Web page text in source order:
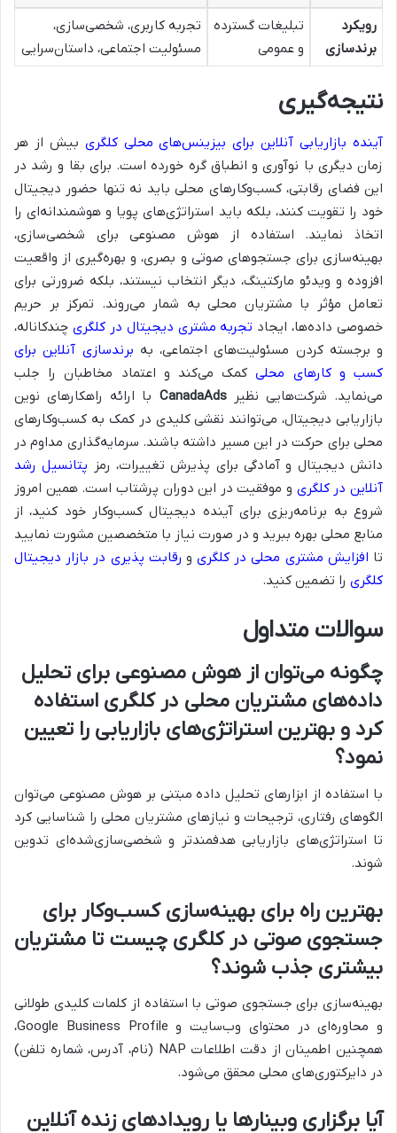
رویکرد
برندسازی
تبلیغات گسترده
و عمومی
تجربه کاربری، شخصی‌سازی،
مسئولیت اجتماعی، داستان‌سرایی
نتیجه‌گیری
آینده بازاریابی آنلاین برای بیزینس‌های محلی کلگری بیش از هر
زمان دیگری با نوآوری و انطباق گره خورده است. برای بقا و رشد در
این فضای رقابتی، کسب‌وکارهای محلی باید نه تنها حضور دیجیتال
خود را تقویت کنند، بلکه باید استراتژی‌های پویا و هوشمندانه‌ای را
اتخاذ نمایند. استفاده از هوش مصنوعی برای شخصی‌سازی،
بهینه‌سازی برای جستجوهای صوتی و بصری، و بهره‌گیری از واقعیت
افزوده و ویدئو مارکتینگ، دیگر انتخاب نیستند، بلکه ضرورتی برای
تعامل مؤثر با مشتریان محلی به شمار می‌روند. تمرکز بر حریم
خصوصی داده‌ها، ایجاد تجربه مشتری دیجیتال در کلگری چندکاناله،
و برجسته کردن مسئولیت‌های اجتماعی، به برندسازی آنلاین برای
کسب و کارهای محلیکمک می‌کند و اعتماد مخاطبان را جلب
می‌نماید. شرکت‌هایی نظیرCanadaAds با ارائه راهکارهای نوین
بازاریابی دیجیتال، می‌توانند نقشی کلیدی در کمک به کسب‌وکارهای
محلی برای حرکت در این مسیر داشته باشند. سرمایه‌گذاری مداوم در
دانش دیجیتال و آمادگی برای پذیرش تغییرات، رمز پتانسیل رشد
آنلاین در کلگری و موفقیت در این دوران پرشتاب است. همین امروز
شروع به برنامه‌ریزی برای آینده دیجیتال کسب‌وکار خود کنید، از
منابع محلی بهره ببرید و در صورت نیاز با متخصصین مشورت نمایید
تا افزایش مشتری محلی در کلگریو رقابت پذیری در بازار دیجیتال
کلگری را تضمین کنید.
سوالات متداول
چگونه می‌توان از هوش مصنوعی برای تحلیل
داده‌های مشتریان محلی در کلگری استفاده
کرد و بهترین استراتژی‌های بازاریابی را تعیین
نمود؟
با استفاده از ابزارهای تحلیل داده مبتنی بر هوش مصنوعی می‌توان
الگوهای رفتاری، ترجیحات و نیازهای مشتریان محلی را شناسایی کرد
تا استراتژی‌های بازاریابی هدفمندتر و شخصی‌سازی‌شده‌ای تدوین
شوند.
بهترین راه برای بهینه‌سازی کسب‌وکار برای
جستجوی صوتی در کلگری چیست تا مشتریان
بیشتری جذب شوند؟
بهینه‌سازی برای جستجوی صوتی با استفاده از کلمات کلیدی طولانی
و محاوره‌ای در محتوای وب‌سایت و Google Business Profile،
همچنین اطمینان از دقت اطلاعات NAP (نام، آدرس، شماره تلفن)
در دایرکتوری‌های محلی محقق می‌شود.
آیا برگزاری وبینارها یا رویدادهای زنده آنلاین